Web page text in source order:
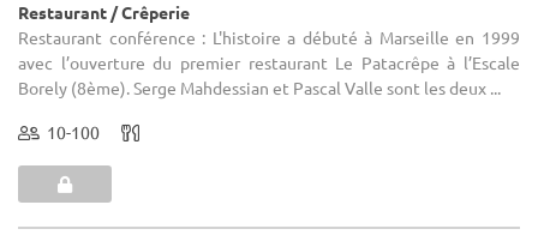
Restaurant / Crêperie
Restaurant conférence : L'histoire a débuté à Marseille en 1999
avec l’ouverture du premier restaurant Le Patacrêpe à l’Escale
Borely (8ème). Serge Mahdessian et Pascal Valle sont les deux ...
10-100